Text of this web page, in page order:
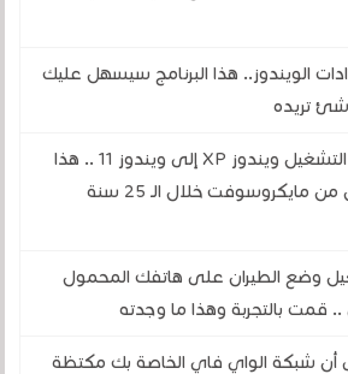
الويندوز.. هذا البرنامج سيسهل عليك
شئ تريده
مقارنة من نظام التشغيل ويندوز XP إلى ويندوز 11 .. هذا
هو أسرع نظام تشغيل من مايكروسوفت خلال الـ 25 سنة
وضع الطيران على هاتفك المحمول
بالتجربة وهذا ما وجدته
أن شبكة الواي فاي الخاصة بك مكتظة